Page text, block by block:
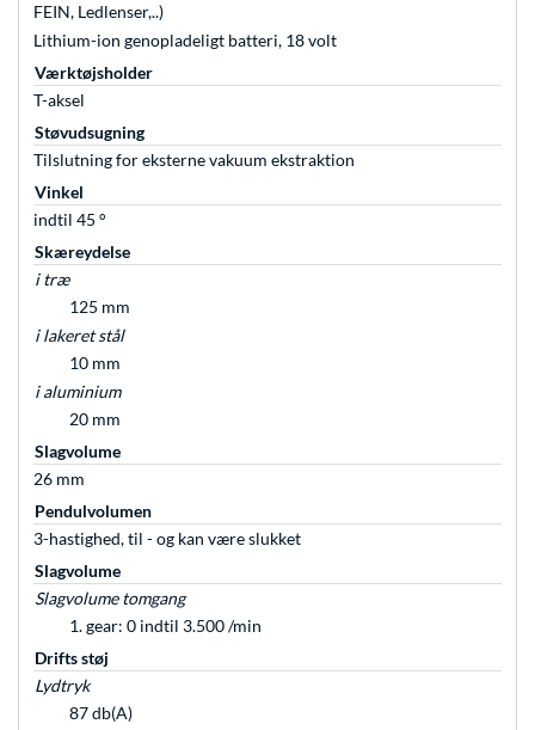
FEIN, Ledlenser,..)
Lithium-ion genopladeligt batteri, 18 volt
Værktøjsholder
T-aksel
Støvudsugning
Tilslutning for eksterne vakuum ekstraktion
Vinkel
indtil 45 °
Skæreydelse
i træ
125 mm
i lakeret stål
10 mm
i aluminium
20 mm
Slagvolume
26 mm
Pendulvolumen
3-hastighed, til - og kan være slukket
Slagvolume
Slagvolume tomgang
1. gear: 0 indtil 3.500 /min
Drifts støj
Lydtryk
87 db(A)